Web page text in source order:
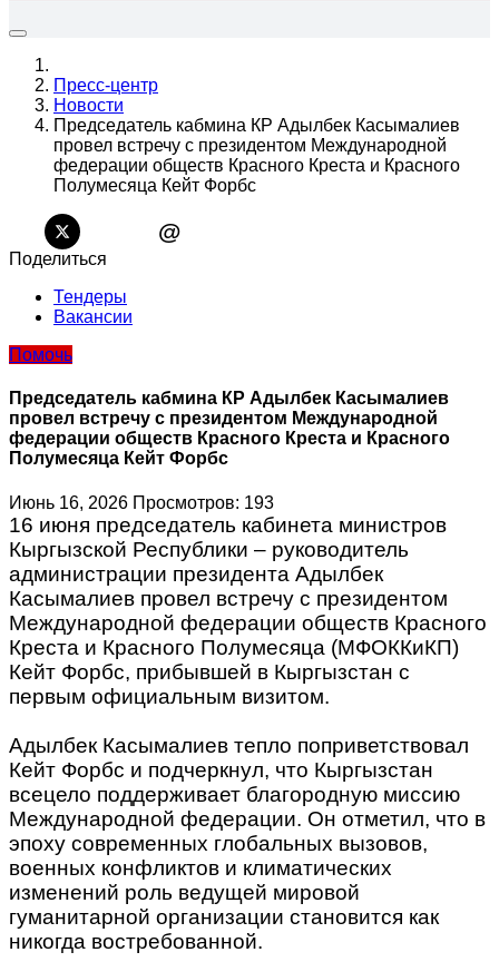
Пресс-центр
Новости
Председатель кабмина КР Адылбек Касымалиев
провел встречу с президентом Международной
федерации обществ Красного Креста и Красного
Полумесяца Кейт Форбс
@
Поделиться
Тендеры
Вакансии
Помочь
Председатель кабмина КР Адылбек Касымалиев
провел встречу с президентом Международной
федерации обществ Красного Креста и Красного
Полумесяца Кейт Форбс
Июнь 16, 2026 Просмотров: 193
16 июня председатель кабинета министров
Кыргызской Республики – руководитель
администрации президента Адылбек
Касымалиев провел встречу с президентом
Международной федерации обществ Красного
Креста и Красного Полумесяца (МФОККиКП)
Кейт Форбс, прибывшей в Кыргызстан с
первым официальным визитом.
Адылбек Касымалиев тепло поприветствовал
Кейт Форбс и подчеркнул, что Кыргызстан
всецело поддерживает благородную миссию
Международной федерации. Он отметил, что в
эпоху современных глобальных вызовов,
военных конфликтов и климатических
изменений роль ведущей мировой
гуманитарной организации становится как
никогда востребованной.